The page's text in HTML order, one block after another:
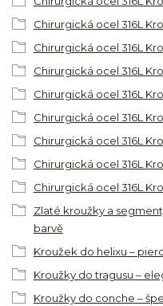
Chirurgická ocel 316L
Chirurgická ocel 316L
Chirurgická ocel 316L
Chirurgická ocel 316L
Chirurgická ocel 316L
Chirurgická ocel 316L
Chirurgická ocel 316L
Chirurgická ocel 316L
Zlaté kroužky a
barvě
Kroužek do helixu –
Kroužky do tragusu –
Kroužky do conche –